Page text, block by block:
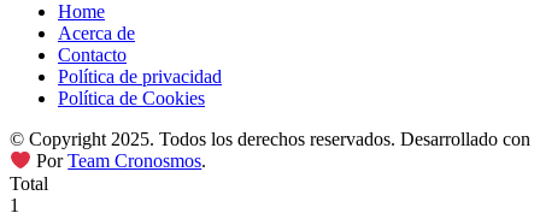
Home
Acerca de
Contacto
Política de privacidad
Política de Cookies
© Copyright 2025. Todos los derechos reservados. Desarrollado con
PorTeam Cronosmos.
Total
1